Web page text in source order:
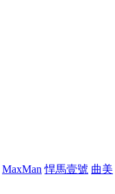
MaxMan 悍馬壹號 曲美